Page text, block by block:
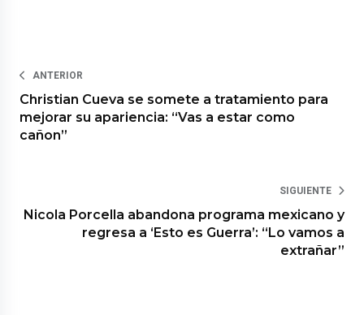
ANTERIOR
Christian Cueva se somete a tratamiento para
mejorar su apariencia: “Vas a estar como
cañon”
SIGUIENTE
Nicola Porcella abandona programa mexicano y
regresa a ‘Esto es Guerra’: “Lo vamos a
extrañar”